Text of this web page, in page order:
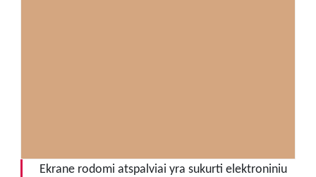
Ekrane rodomi atspalviai yra sukurti elektroniniu